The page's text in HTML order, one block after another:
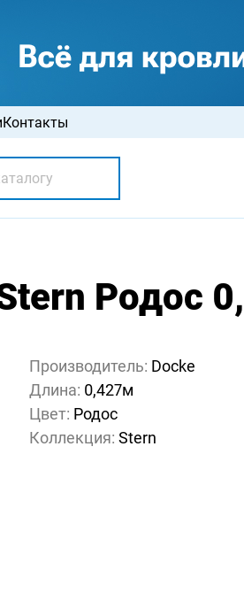
Контакты
Родос
Производитель: Docke
Длина: 0,427м
Цвет: Родос
Коллекция: Stern